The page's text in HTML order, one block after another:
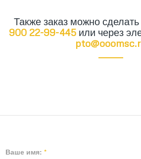
Также заказ можно
900 22-99-445или через
Ваше имя:*